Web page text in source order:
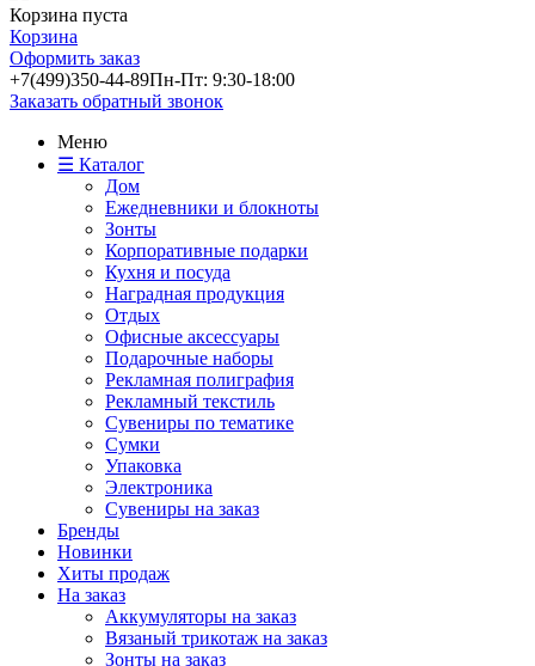
Корзина пуста
Корзина
Оформить заказ
+7(499)350-44-89Пн-Пт: 9:30-18:00
Заказать обратный звонок
Меню
☰ Каталог
Дом
Ежедневники и блокноты
Зонты
Корпоративные подарки
Кухня и посуда
Наградная продукция
Отдых
Офисные аксессуары
Подарочные наборы
Рекламная полиграфия
Рекламный текстиль
Сувениры по тематике
Сумки
Упаковка
Электроника
Сувениры на заказ
Бренды
Новинки
Хиты продаж
На заказ
Аккумуляторы на заказ
Вязаный трикотаж на заказ
Зонты на заказ